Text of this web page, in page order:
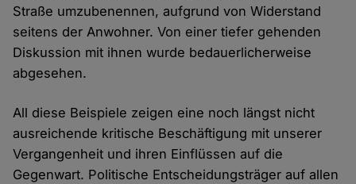
Straße umzubenennen, aufgrund von Widerstand
seitens der Anwohner. Von einer tiefer gehenden
Diskussion mit ihnen wurde bedauerlicherweise
abgesehen.
All diese Beispiele zeigen eine noch längst nicht
ausreichende kritische Beschäftigung mit unserer
Vergangenheit und ihren Einflüssen auf die
Gegenwart. Politische Entscheidungsträger auf allen